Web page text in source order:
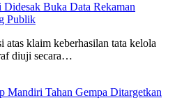
Buka Data Rekaman
Publik
klaim keberhasilan tata kelola
diuji secara…
Mandiri Tahan Gempa Ditargetkan